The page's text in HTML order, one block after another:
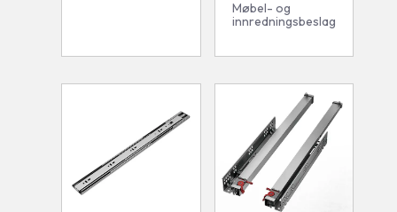
Møbel- og
innredningsbeslag